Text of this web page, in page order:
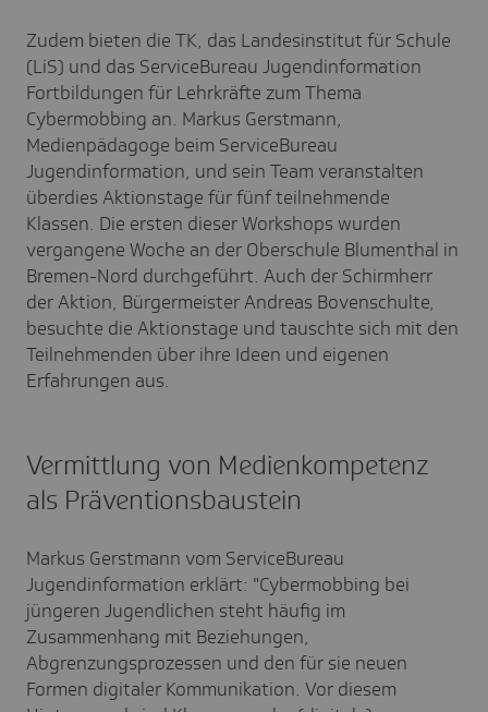
Zudem bieten die TK, das Landesinstitut für Schule
(LiS) und das ServiceBureau Jugendinformation
Fortbildungen für Lehrkräfte zum Thema
Cybermobbing an. Markus Gerstmann,
Medienpädagoge beim ServiceBureau
Jugendinformation, und sein Team veranstalten
überdies Aktionstage für fünf teilnehmende
Klassen. Die ersten dieser Workshops wurden
vergangene Woche an der Oberschule Blumenthal in
Bremen-Nord durchgeführt. Auch der Schirmherr
der Aktion, Bürgermeister Andreas Bovenschulte,
besuchte die Aktionstage und tauschte sich mit den
Teilnehmenden über ihre Ideen und eigenen
Erfahrungen aus.
Vermittlung von Medienkompetenz
als Präventionsbaustein
Markus Gerstmann vom ServiceBureau
Jugendinformation erklärt: "Cybermobbing bei
jüngeren Jugendlichen steht häufig im
Zusammenhang mit Beziehungen,
Abgrenzungsprozessen und den für sie neuen
Formen digitaler Kommunikation. Vor diesem